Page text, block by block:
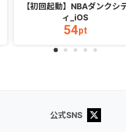
【初回起動】NBAダンクシ
ィ_iOS
54pt
公式SNS